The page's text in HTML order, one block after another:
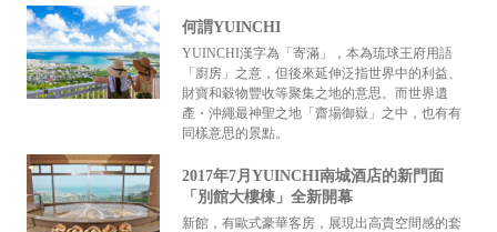
何謂YUINCHI
YUINCHI漢字為「寄滿」，本為琉球王府用語
「廚房」之意，但後來延伸泛指世界中的利益、
財寶和穀物豐收等聚集之地的意思。而世界遺
產・沖繩最神聖之地「齋場御嶽」之中，也有有
同樣意思的景點。
2017年7月YUINCHI南城酒店的新門面
「別館大樓棟」全新開幕
新館，有歐式豪華客房，展現出高貴空間感的套